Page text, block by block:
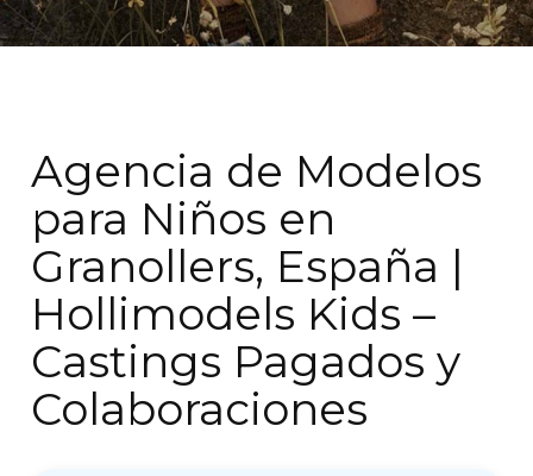
Agencia de Modelos
para Niños en
Granollers, España |
Hollimodels Kids –
Castings Pagados y
Colaboraciones